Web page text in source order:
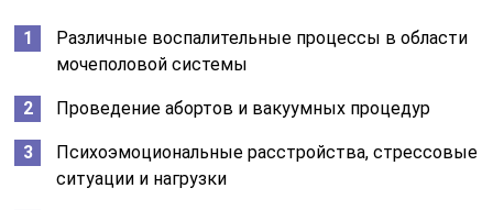
Различные воспалительные процессы в области
мочеполовой системы
Проведение абортов и вакуумных процедур
Психоэмоциональные расстройства, стрессовые
ситуации и нагрузки